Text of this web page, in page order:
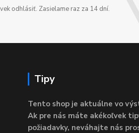
odhlásiť. Zasielame raz za 14 dní.
Tipy
Tento shop je aktuálne vo
Ak pre nás máte akékoľvek
požiadavky, neváhajte nás